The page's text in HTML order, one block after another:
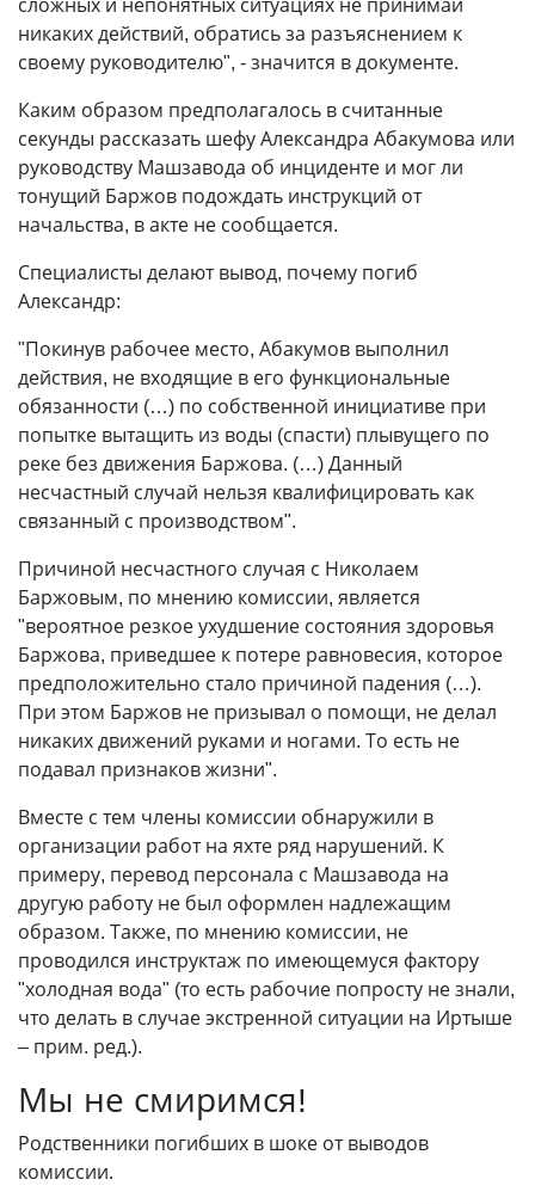
никаких действий, обратись за разъяснением к
своему руководителю", - значится в документе.
Каким образом предполагалось в считанные
секунды рассказать шефу Александра Абакумова или
руководству Машзавода об инциденте и мог ли
тонущий Баржов подождать инструкций от
начальства, в акте не сообщается.
Специалисты делают вывод, почему погиб
Александр:
"Покинув рабочее место, Абакумов выполнил
действия, не входящие в его функциональные
обязанности (…) по собственной инициативе при
попытке вытащить из воды (спасти) плывущего по
реке без движения Баржова. (…) Данный
несчастный случай нельзя квалифицировать как
связанный с производством".
Причиной несчастного случая с Николаем
Баржовым, по мнению комиссии, является
"вероятное резкое ухудшение состояния здоровья
Баржова, приведшее к потере равновесия, которое
предположительно стало причиной падения (…).
При этом Баржов не призывал о помощи, не делал
никаких движений руками и ногами. То есть не
подавал признаков жизни".
Вместе с тем члены комиссии обнаружили в
организации работ на яхте ряд нарушений. К
примеру, перевод персонала с Машзавода на
другую работу не был оформлен надлежащим
образом. Также, по мнению комиссии, не
проводился инструктаж по имеющемуся фактору
"холодная вода" (то есть рабочие попросту не знали,
что делать в случае экстренной ситуации на Иртыше
– прим. ред.).
Мы не смиримся!
Родственники погибших в шоке от выводов
комиссии.